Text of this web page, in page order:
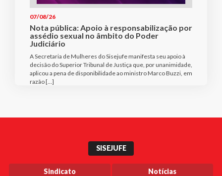
07/08/26
Nota pública: Apoio à responsabilização por
assédio sexual no âmbito do Poder
Judiciário
A Secretaria de Mulheres do Sisejufe manifesta seu apoio à
decisão do Superior Tribunal de Justiça que, por unanimidade,
aplicou a pena de disponibilidade ao ministro Marco Buzzi, em
razão […]
SISEJUFE
Sindicato Notícias